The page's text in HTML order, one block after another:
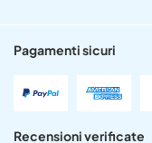
Pagamenti sicuri
Recensioni verificate